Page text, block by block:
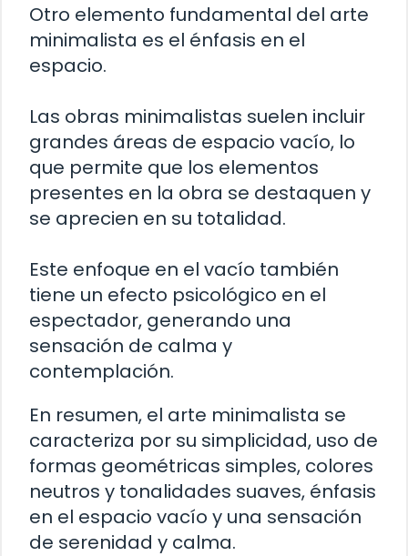
Otro elemento fundamental del arte
minimalista es el énfasis en el
espacio.
Las obras minimalistas suelen incluir
grandes áreas de espacio vacío, lo
que permite que los elementos
presentes en la obra se destaquen y
se aprecien en su totalidad.
Este enfoque en el vacío también
tiene un efecto psicológico en el
espectador, generando una
sensación de calma y
contemplación.
En resumen, el arte minimalista se
caracteriza por su simplicidad, uso de
formas geométricas simples, colores
neutros y tonalidades suaves, énfasis
en el espacio vacío y una sensación
de serenidad y calma.